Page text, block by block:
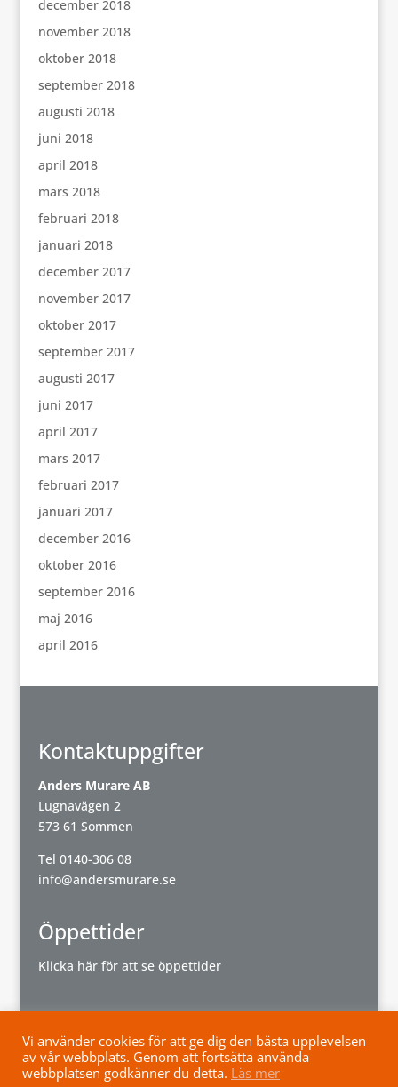
december 2018
november 2018
oktober 2018
september 2018
augusti 2018
juni 2018
april 2018
mars 2018
februari 2018
januari 2018
december 2017
november 2017
oktober 2017
september 2017
augusti 2017
juni 2017
april 2017
mars 2017
februari 2017
januari 2017
december 2016
oktober 2016
september 2016
maj 2016
april 2016
Kontaktuppgifter
Anders Murare AB
Lugnavägen 2
573 61 Sommen
Tel 0140-306 08
info@andersmurare.se
Öppettider
Klicka här för att se öppettider
Powered byWisest
Vi använder cookies för att ge dig den bästa upplevelsen
av vår webbplats. Genom att fortsätta använda
webbplatsen godkänner du detta. Läs mer